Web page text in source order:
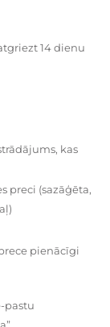
14 dienu
kas
preci (sazāģēta,
pienācīgi
pastu